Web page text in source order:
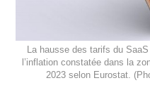
La hausse des tarifs du
l’inflation constatée dans la
2023 selon Eurostat.